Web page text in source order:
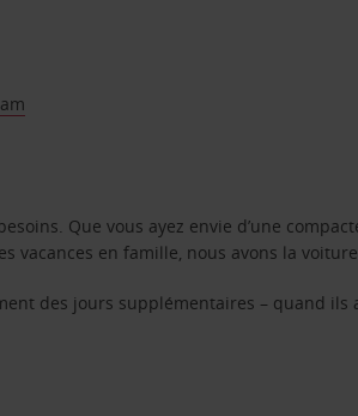
Que vous ayez envie d’une
vacances en famille, nous avons la
des jours supplémentaires – quand